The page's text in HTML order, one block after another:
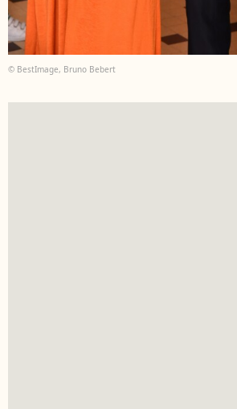
© BestImage, Bruno Bebert